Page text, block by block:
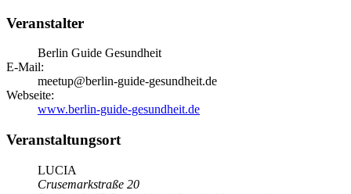
Veranstalter
Berlin Guide Gesundheit
E-Mail:
meetup@berlin-guide-gesundheit.de
Webseite:
www.berlin-guide-gesundheit.de
Veranstaltungsort
LUCIA
Crusemarkstraße 20